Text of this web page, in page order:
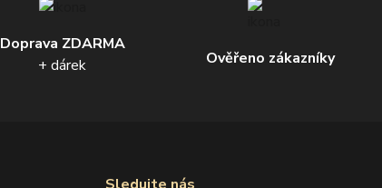
Doprava ZDARMA
+ dárek
Ověřeno zákazníky